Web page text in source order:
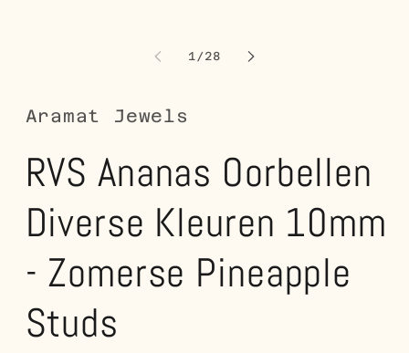
1 /van
28
Aramat Jewels
RVS Ananas Oorbellen
Diverse Kleuren 10mm
- Zomerse Pineapple
Studs